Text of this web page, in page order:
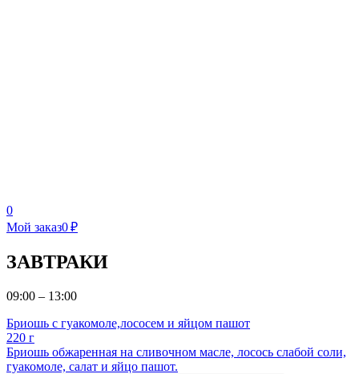
0
Мой заказ0 ₽
ЗАВТРАКИ
09:00 – 13:00
Бриошь с гуакомоле,лососем и яйцом пашот
220 г
Бриошь обжаренная на сливочном масле, лосось слабой соли,
гуакомоле, салат и яйцо пашот.